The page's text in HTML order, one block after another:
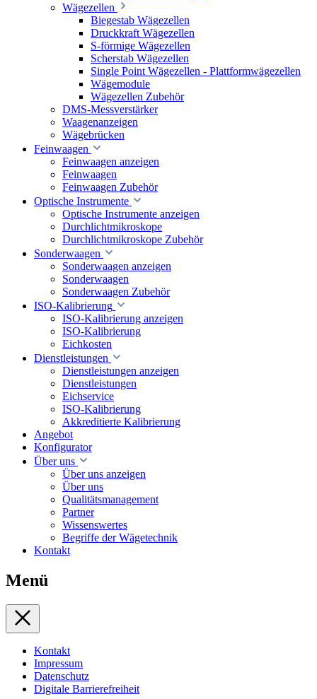
Wägezellen
Biegestab Wägezellen
Druckkraft Wägezellen
S-förmige Wägezellen
Scherstab Wägezellen
Single Point Wägezellen - Plattformwägezellen
Wägemodule
Wägezellen Zubehör
DMS-Messverstärker
Waagenanzeigen
Wägebrücken
Feinwaagen
Feinwaagen anzeigen
Feinwaagen
Feinwaagen Zubehör
Optische Instrumente
Optische Instrumente anzeigen
Durchlichtmikroskope
Durchlichtmikroskope Zubehör
Sonderwaagen
Sonderwaagen anzeigen
Sonderwaagen
Sonderwaagen Zubehör
ISO-Kalibrierung
ISO-Kalibrierung anzeigen
ISO-Kalibrierung
Eichkosten
Dienstleistungen
Dienstleistungen anzeigen
Dienstleistungen
Eichservice
ISO-Kalibrierung
Akkreditierte Kalibrierung
Angebot
Konfigurator
Über uns
Über uns anzeigen
Über uns
Qualitätsmanagement
Partner
Wissenswertes
Begriffe der Wägetechnik
Kontakt
Menü
Kontakt
Impressum
Datenschutz
Digitale Barrierefreiheit